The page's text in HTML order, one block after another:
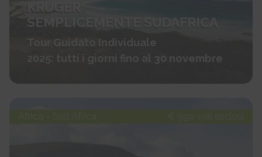
SEMPLICEMENTE SUDAFRICA
Tour Guidato Individuale
2025: tutti i giorni fino al 30 novembre
Africa - Sud Africa € 990 voli esclusi